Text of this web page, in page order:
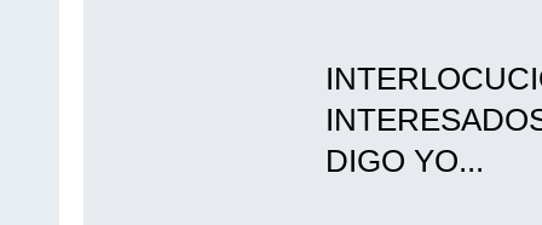
DIGO YO...